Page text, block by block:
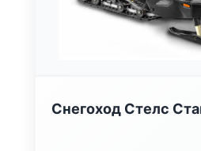
Снегоход Стелс